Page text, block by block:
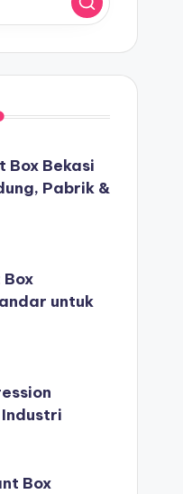
Box Bekasi
Pabrik &
untuk
Box